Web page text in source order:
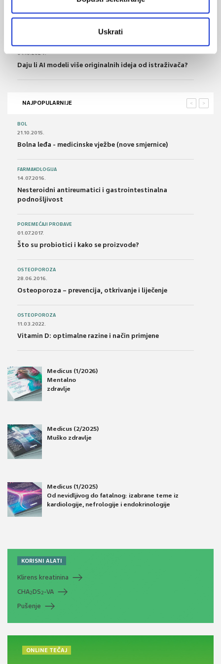
Uskrati
Znanstveni radovi koji spominju umjetnu
inteligenciju bilježe porast citiranosti
01.10.2024.
Daju li AI modeli više originalnih ideja od istraživača?
NAJPOPULARNIJE >
<
BOL
21.10.2015.
Bolna leđa - medicinske vježbe (nove smjernice)
FARMAKOLOGIJA
14.07.2016.
Nesteroidni antireumatici i gastrointestinalna
podnošljivost
POREMEĆAJI PROBAVE
01.07.2017.
Što su probiotici i kako se proizvode?
OSTEOPOROZA
28.06.2016.
Osteoporoza – prevencija, otkrivanje i liječenje
OSTEOPOROZA
11.03.2022.
Vitamin D: optimalne razine i način primjene
Medicus (1/2026)
Mentalno
zdravlje
Medicus (2/2025)
Muško zdravlje
Medicus (1/2025)
Od nevidljivog do fatalnog: izabrane teme iz
kardiologije, nefrologije i endokrinologije
KORISNI ALATI
Klirens kreatinina
CHA2DS2-VA
Pušenje
ONLINE TEČAJ